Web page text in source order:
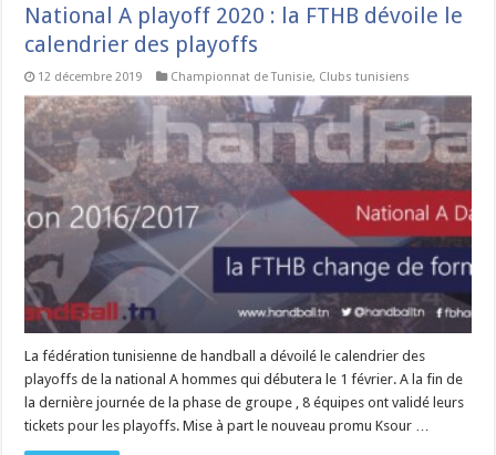
National A playoff 2020 : la FTHB dévoile le
calendrier des playoffs
12 décembre 2019 Championnat de Tunisie, Clubs tunisiens
La fédération tunisienne de handball a dévoilé le calendrier des
playoffs de la national A hommes qui débutera le 1 février. A la fin de
la dernière journée de la phase de groupe , 8 équipes ont validé leurs
tickets pour les playoffs. Mise à part le nouveau promu Ksour …